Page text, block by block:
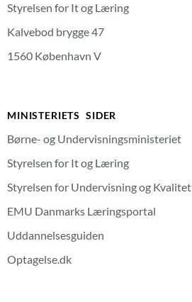
Styrelsen for It og Læring
Kalvebod brygge 47
1560 København V
MINISTERIETS SIDER
Børne- og Undervisningsministeriet
Styrelsen for It og Læring
Styrelsen for Undervisning og Kvalitet
EMU Danmarks Læringsportal
Uddannelsesguiden
Optagelse.dk